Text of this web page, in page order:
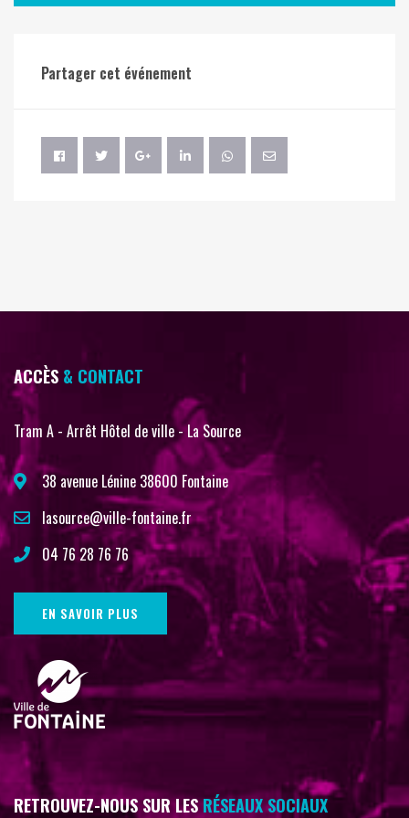
Partager cet événement
ACCÈS & CONTACT
Tram A - Arrêt Hôtel de ville - La Source
38 avenue Lénine 38600 Fontaine
lasource@ville-fontaine.fr
04 76 28 76 76
EN SAVOIR PLUS
RETROUVEZ-NOUS SUR LESRÉSEAUX SOCIAUX